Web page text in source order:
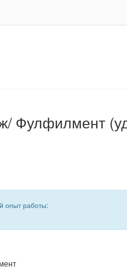
Фулфилмент
опыт работы: